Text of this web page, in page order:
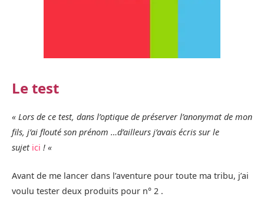
Le test
« Lors de ce test, dans l’optique de préserver l’anonymat de mon
fils, j’ai flouté son prénom …d’ailleurs j’avais écris sur le
sujet ici ! «
Avant de me lancer dans l’aventure pour toute ma tribu, j’ai
voulu tester deux produits pour n° 2 .